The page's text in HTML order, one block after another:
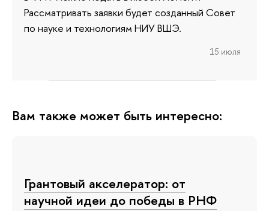
Рассматривать заявки будет созданный Совет
по науке и технологиям НИУ ВШЭ.
15 июля
Вам также может быть интересно:
Грантовый акселератор: от
научной идеи до победы в РНФ